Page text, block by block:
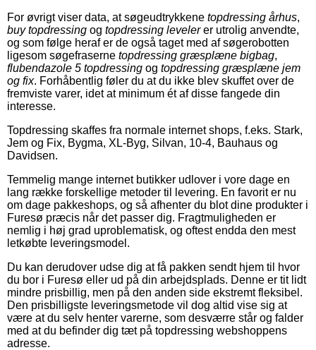
For øvrigt viser data, at søgeudtrykkene topdressing århus,
buy topdressing og topdressing levelerer utrolig anvendte,
og som følge heraf er de også taget med af søgerobotten
ligesom søgefraserne topdressing græsplæne bigbag,
flubendazole 5 topdressing og topdressing græsplæne jem
og fix. Forhåbentlig føler du at du ikke blev skuffet over de
fremviste varer, idet at minimum ét af disse fangede din
interesse.
Topdressing skaffes fra normale internet shops, f.eks. Stark,
Jem og Fix, Bygma, XL-Byg, Silvan, 10-4, Bauhaus og
Davidsen.
Temmelig mange internet butikker udlover i vore dage en
lang række forskellige metoder til levering. En favorit er nu
om dage pakkeshops, og så afhenter du blot dine produkter i
Furesø præcis når det passer dig. Fragtmuligheden er
nemlig i høj grad uproblematisk, og oftest endda den mest
letkøbte leveringsmodel.
Du kan derudover udse dig at få pakken sendt hjem til hvor
du bor i Furesø eller ud på din arbejdsplads. Denne er tit lidt
mindre prisbillig, men på den anden side ekstremt fleksibel.
Den prisbilligste leveringsmetode vil dog altid vise sig at
være at du selv henter varerne, som desværre står og falder
med at du befinder dig tæt på topdressing webshoppens
adresse.